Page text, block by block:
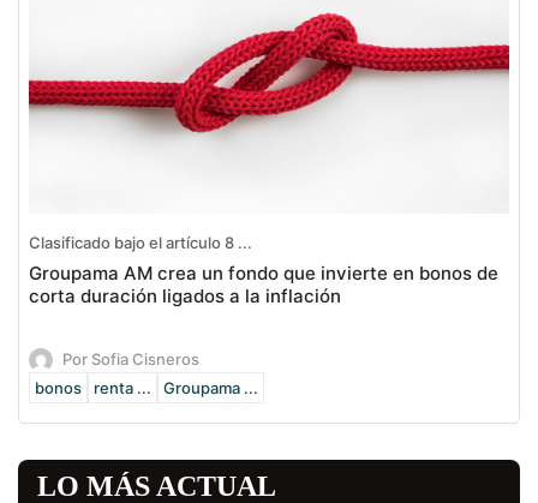
Clasificado bajo el artículo 8 ...
Groupama AM crea un fondo que invierte en bonos de
corta duración ligados a la inflación
Por Sofia Cisneros
bonos
renta ... Groupama ...
LO MÁS ACTUAL